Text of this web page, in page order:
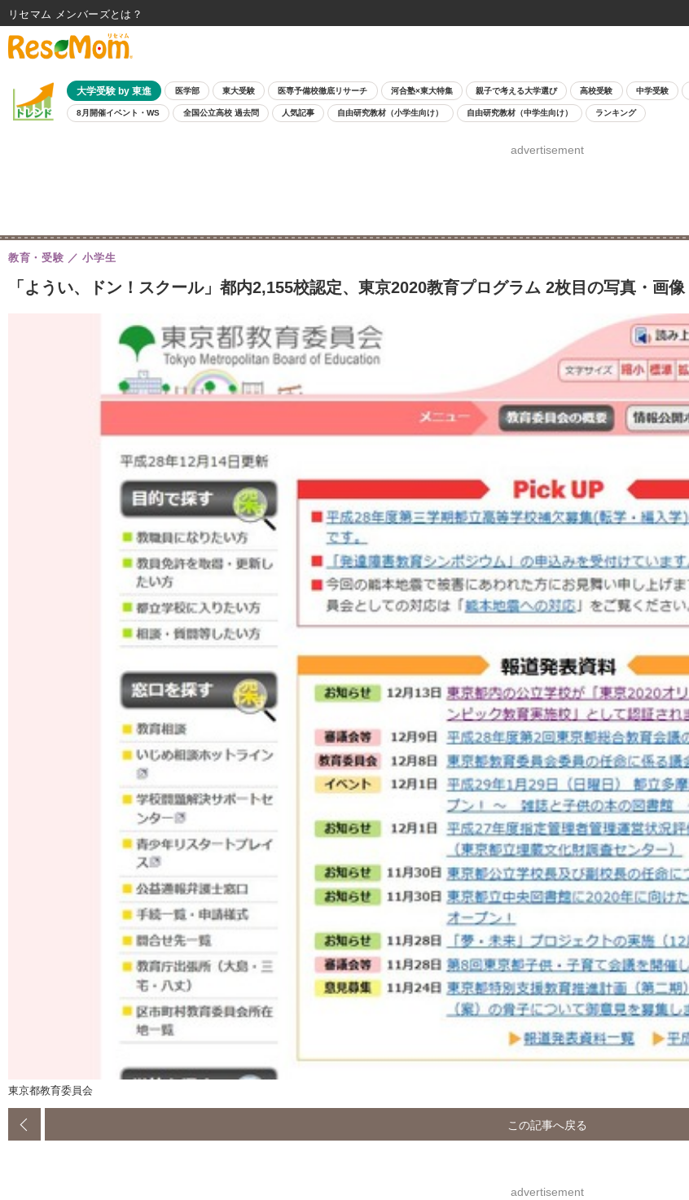
大学受験 by 東進 医学部 東大受験 医専予備校徹底リサーチ 河合塾×東大特集 親子で考える大学選び 高校受験 中学受験
8月開催イベント・WS 全国公立高校 過去問 人気記事 自由研究教材（小学生向け） 自由研究教材（中学生向け） ランキング
advertisement
「ようい、ドン！スクール」都内2,155校認定、東京2020教育プログラム 2枚目の写真・画像
教育・受験 小学生
東京都教育委員会
この記事へ戻る
advertisement
リセマム メンバーズ